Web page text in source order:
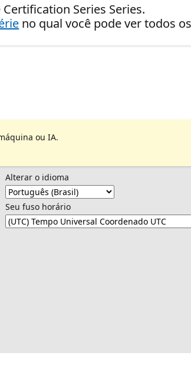
Series Series.
no qual você pode ver todos
ou IA.
Alterar o idioma
Seu fuso horário